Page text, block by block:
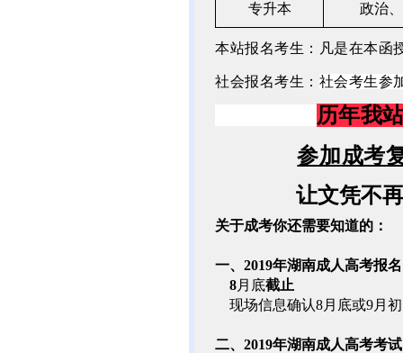
专升本 政治
本站报名考生：凡是在本函
社会报名考生： 社会考生参
历年我
参加成考
让文凭不
关于成考你还需要知道的：
一、 2019年湖南成人高考报
8月底截止
现场信息确认8月底或9月
二、 2019年湖南成人高考考